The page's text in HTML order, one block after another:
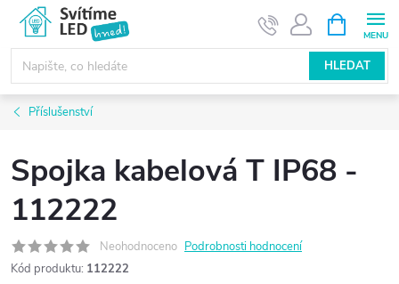
obsah
HLEDAT
NÁKUPNÍ
KOŠÍK
Příslušenství
Spojka kabelová T IP68 -
112222
Neohodnoceno Podrobnosti hodnocení
Kód produktu: 112222